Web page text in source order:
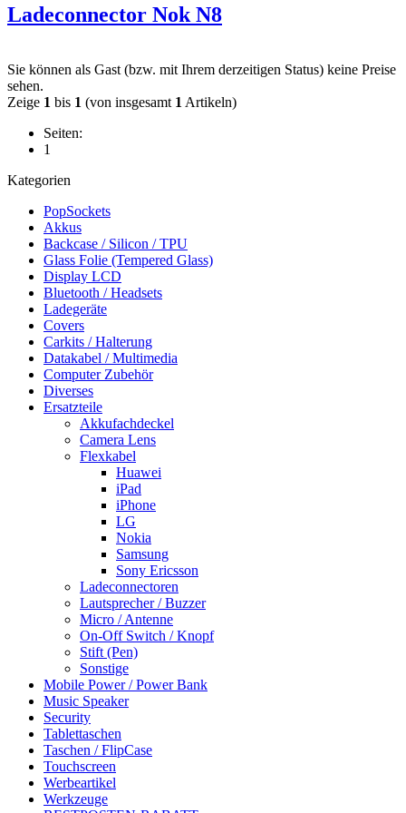
Ladeconnector Nok N8
Sie können als Gast (bzw. mit Ihrem derzeitigen Status) keine Preise
sehen.
Zeige 1 bis 1 (von insgesamt 1 Artikeln)
Seiten:
1
Kategorien
PopSockets
Akkus
Backcase / Silicon / TPU
Glass Folie (Tempered Glass)
Display LCD
Bluetooth / Headsets
Ladegeräte
Covers
Carkits / Halterung
Datakabel / Multimedia
Computer Zubehör
Diverses
Ersatzteile
Akkufachdeckel
Camera Lens
Flexkabel
Huawei
iPad
iPhone
LG
Nokia
Samsung
Sony Ericsson
Ladeconnectoren
Lautsprecher / Buzzer
Micro / Antenne
On-Off Switch / Knopf
Stift (Pen)
Sonstige
Mobile Power / Power Bank
Music Speaker
Security
Tablettaschen
Taschen / FlipCase
Touchscreen
Werbeartikel
Werkzeuge